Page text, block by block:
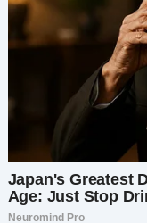
Майя устало
напряжён из-за
«Работы?» —
вечер играл в
Она бросила на
«Пожалуйста,
чтобы спорить».
Я помогла
посудомойку и
детские